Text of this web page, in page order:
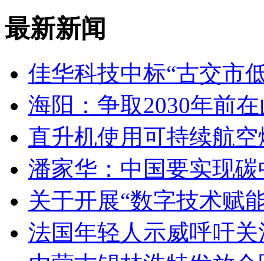
最新新闻
佳华科技中标“古交市
海阳：争取2030年前
直升机使用可持续航
潘家华：中国要实现
关于开展“数字技术赋
法国年轻人示威呼吁